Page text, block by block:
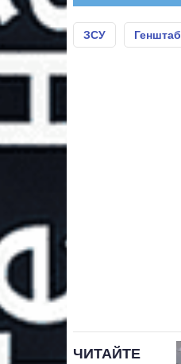
ЗСУ Генштаб
ЧИТАЙТЕ